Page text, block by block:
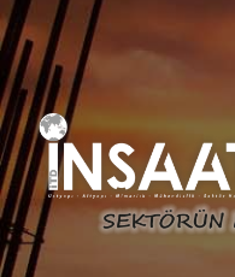
Skip
to
content